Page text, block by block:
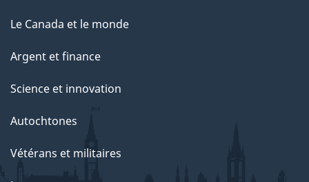
Le Canada et le monde
Argent et finance
Science et innovation
Autochtones
Vétérans et militaires